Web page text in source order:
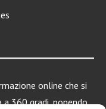
online che si
360 gradi, ponendo